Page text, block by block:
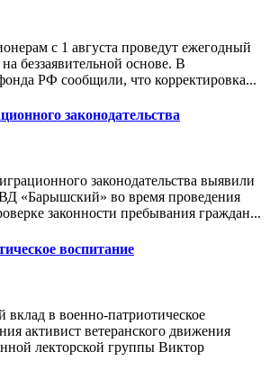
с 1 августа проведут ежегодный
беззаявительной основе. В
РФ сообщили, что корректировка...
законодательства
законодательства выявили
«Барышский» во время проведения
законности пребывания граждан...
воспитание
в военно-патриотическое
активист ветеранского движения
лекторской группы Виктор